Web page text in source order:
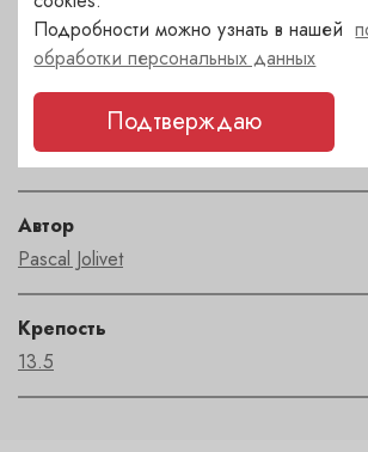
Сорт
пино нуар
Loire
Автор
Pascal Jolivet
Крепость
13.5
Подробности можно узнать в нашей
обработки персональных данных
Подтверждаю